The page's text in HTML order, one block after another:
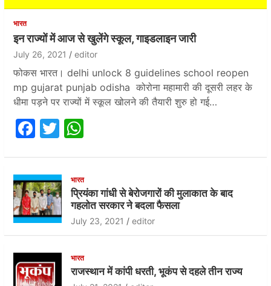
भारत
इन राज्यों में आज से खुलेंगे स्कूल, गाइडलाइन जारी
July 26, 2021 editor
फोकस भारत। delhi unlock 8 guidelines school reopen
mp gujarat punjab odisha कोरोना महामारी की दूसरी लहर के
धीमा पड़ने पर राज्‍यों में स्कूल खोलने की तैयारी शुरु हो गई…
F
e
b
o
k
T
er s
A
p
भारत
प्रियंका गांधी से बेरोजगारों की मुलाकात के बाद
गहलोत सरकार ने बदला फैसला
July 23, 2021 editor
भारत
राजस्थान में कांपी धरती, भूकंप से दहले तीन राज्य